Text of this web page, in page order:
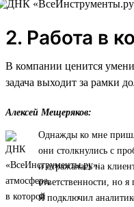
2. Работа в
В компании ценится
задача выходит за рамки
Алексей Мещеряков:
Однажды ко мне
они столкнулись с
и отражалась на
ответственности, но
Я подключил